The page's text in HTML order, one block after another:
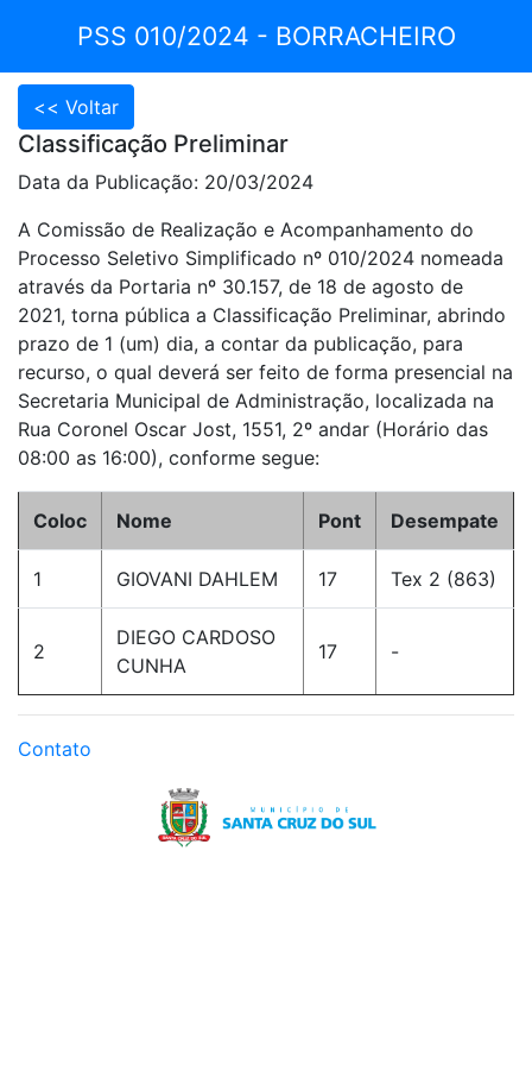
PSS 010/2024 - BORRACHEIRO
Classificação Preliminar
Data da Publicação: 20/03/2024
A Comissão de Realização e Acompanhamento do
Processo Seletivo Simplificado nº 010/2024 nomeada
através da Portaria nº 30.157, de 18 de agosto de
2021, torna pública a Classificação Preliminar, abrindo
prazo de 1 (um) dia, a contar da publicação, para
recurso, o qual deverá ser feito de forma presencial na
Secretaria Municipal de Administração, localizada na
Rua Coronel Oscar Jost, 1551, 2º andar (Horário das
08:00 as 16:00), conforme segue:
Coloc Nome Pont Desempate
1 GIOVANI DAHLEM 17 Tex 2 (863)
2
DIEGO CARDOSO
CUNHA
17 -
Contato